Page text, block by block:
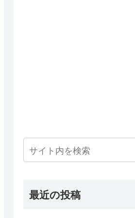
最近の投稿